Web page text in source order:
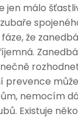
jen málo
že
prevence
nemocím
Existuje